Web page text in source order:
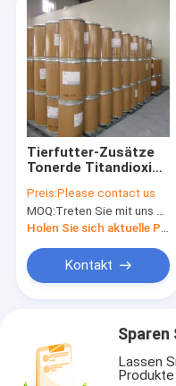
Tierfutter-Zusätze
Tonerde Titandioxid
99% der Silikon-freie
Proben-TiO2
Preis:Please contact us
MOQ:Treten Sie mit uns bitte in Verbindung
Holen Sie sich aktuelle Preis
Kontakt
Sparen
Lassen